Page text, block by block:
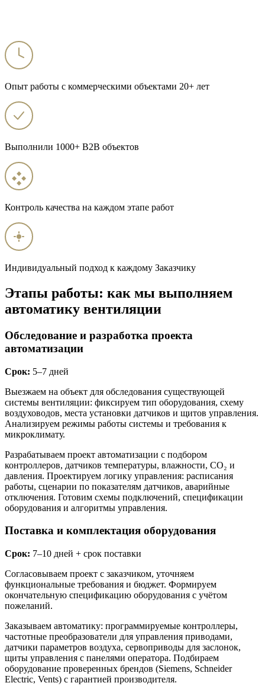
Опыт работы с коммерческими объектами 20+ лет
Выполнили 1000+ B2B объектов
Контроль качества на каждом этапе работ
Индивидуальный подход к каждому Заказчику
Этапы работы: как мы выполняем
автоматику вентиляции
Обследование и разработка проекта
автоматизации
Срок: 5–7 дней
Выезжаем на объект для обследования существующей
системы вентиляции: фиксируем тип оборудования, схему
воздуховодов, места установки датчиков и щитов управления.
Анализируем режимы работы системы и требования к
микроклимату.
Разрабатываем проект автоматизации с подбором
контроллеров, датчиков температуры, влажности, CO₂ и
давления. Проектируем логику управления: расписания
работы, сценарии по показателям датчиков, аварийные
отключения. Готовим схемы подключений, спецификации
оборудования и алгоритмы управления.
Поставка и комплектация оборудования
Срок: 7–10 дней + срок поставки
Согласовываем проект с заказчиком, уточняем
функциональные требования и бюджет. Формируем
окончательную спецификацию оборудования с учётом
пожеланий.
Заказываем автоматику: программируемые контроллеры,
частотные преобразователи для управления приводами,
датчики параметров воздуха, сервоприводы для заслонок,
щиты управления с панелями оператора. Подбираем
оборудование проверенных брендов (Siemens, Schneider
Electric, Vents) с гарантией производителя.